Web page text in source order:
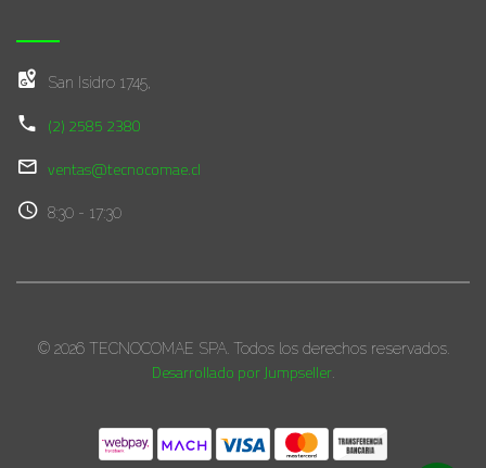
San Isidro 1745,
(2) 2585 2380
ventas@tecnocomae.cl
8:30 - 17:30
© 2026 TECNOCOMAE SPA. Todos los derechos reservados.
Desarrollado por Jumpseller